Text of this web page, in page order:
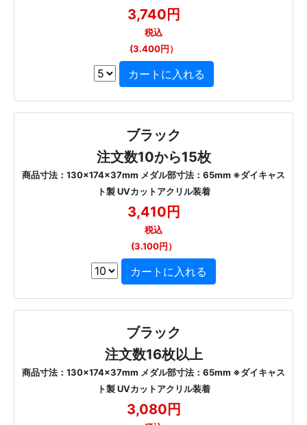
3,740円
税込
(3.400円）
ブラック
注文数10から15枚
商品寸法：130×174×37mm メダル部寸法：65mm ※ダイキャス
ト製 UVカットアクリル装着
3,410円
税込
(3.100円）
ブラック
注文数16枚以上
商品寸法：130×174×37mm メダル部寸法：65mm ※ダイキャス
ト製 UVカットアクリル装着
3,080円